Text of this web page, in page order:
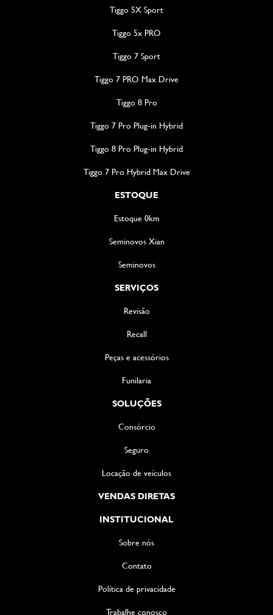
Tiggo 5X Sport
Tiggo 5x PRO
Tiggo 7 Sport
Tiggo 7 PRO Max Drive
Tiggo 8 Pro
Tiggo 7 Pro Plug-in Hybrid
Tiggo 8 Pro Plug-in Hybrid
Tiggo 7 Pro Hybrid Max Drive
ESTOQUE
Estoque 0km
Seminovos Xian
Seminovos
SERVIÇOS
Revisão
Recall
Peças e acessórios
Funilaria
SOLUÇÕES
Consórcio
Seguro
Locação de veículos
VENDAS DIRETAS
INSTITUCIONAL
Sobre nós
Contato
Política de privacidade
Trabalhe conosco